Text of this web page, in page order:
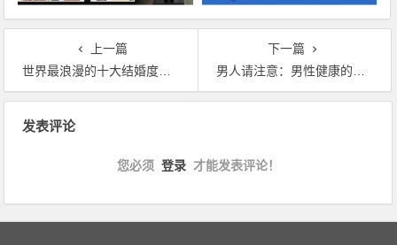
上一篇
世界最浪漫的十大结婚度蜜月城市
下一篇
男人请注意：男性健康的十大杀手
发表评论
您必须 登录 才能发表评论！